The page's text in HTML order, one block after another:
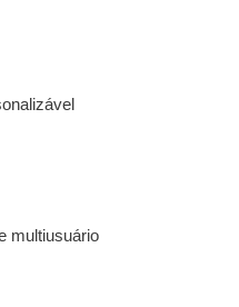
multiusuário